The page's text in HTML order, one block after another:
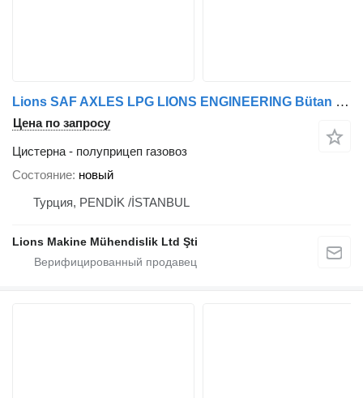
Lions SAF AXLES LPG LIONS ENGINEERING Bütan Propan Semi trailer Storag
Цена по запросу
Цистерна - полуприцеп газовоз
Состояние новый
Турция, PENDİK /İSTANBUL
Lions Makine Mühendislik Ltd Şti